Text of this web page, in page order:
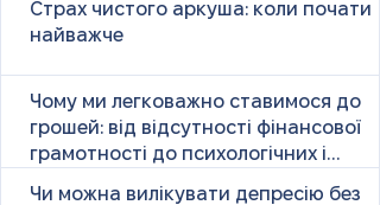
Страх чистого аркуша: коли почати
найважче
Чому ми легковажно ставимося до
грошей: від відсутності фінансової
грамотності до психологічних і
Чи можна вилікувати депресію без